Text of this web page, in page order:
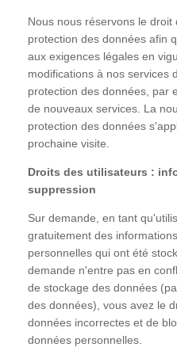
Nous nous réservons le
protection des données afin
aux exigences légales en
modifications à nos services
protection des données, par
de nouveaux services. La
protection des données
prochaine visite.
Droits des utilisateurs :
suppression
Sur demande, en tant
gratuitement des
personnelles qui ont été
demande n'entre pas en
de stockage des données
des données), vous avez le
données incorrectes et de
données personnelles.